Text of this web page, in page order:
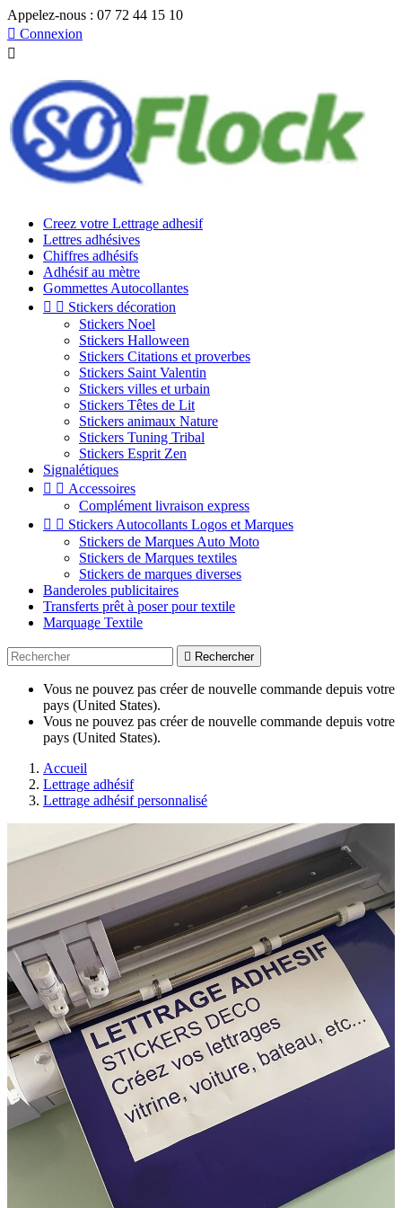
Appelez-nous : 07 72 44 15 10
 Connexion

Creez votre Lettrage adhesif
Lettres adhésives
Chiffres adhésifs
Adhésif au mètre
Gommettes Autocollantes
  Stickers décoration
Stickers Noel
Stickers Halloween
Stickers Citations et proverbes
Stickers Saint Valentin
Stickers villes et urbain
Stickers Têtes de Lit
Stickers animaux Nature
Stickers Tuning Tribal
Stickers Esprit Zen
Signalétiques
  Accessoires
Complément livraison express
  Stickers Autocollants Logos et Marques
Stickers de Marques Auto Moto
Stickers de Marques textiles
Stickers de marques diverses
Banderoles publicitaires
Transferts prêt à poser pour textile
Marquage Textile
 Rechercher
Vous ne pouvez pas créer de nouvelle commande depuis votre
pays (United States).
Vous ne pouvez pas créer de nouvelle commande depuis votre
pays (United States).
Accueil
Lettrage adhésif
Lettrage adhésif personnalisé